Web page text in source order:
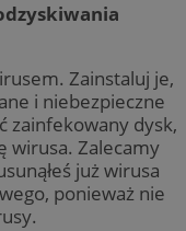
Zainstaluj je,
i niebezpieczne
zainfekowany dysk,
wirusa. Zalecamy
już wirusa
ponieważ nie